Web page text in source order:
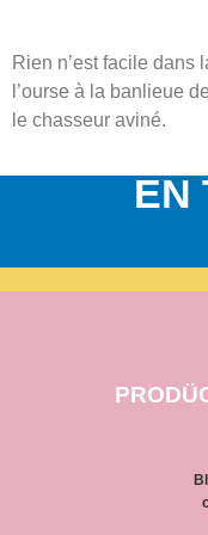
Rien n’est facile dans
l’ourse à la banlieue
le chasseur aviné.
EN